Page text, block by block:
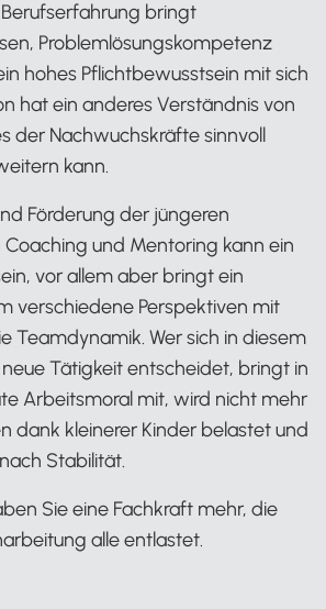
bringt
Problemlösungskompetenz
hohes Pflichtbewusstsein mit sich
hat ein anderes Verständnis von
der Nachwuchskräfte sinnvoll
kann.
Förderung der jüngeren
und Mentoring kann ein
vor allem aber bringt ein
verschiedene Perspektiven mit
Teamdynamik. Wer sich in diesem
Tätigkeit entscheidet, bringt in
Arbeitsmoral mit, wird nicht mehr
dank kleinerer Kinder belastet und
Stabilität.
Sie eine Fachkraft mehr, die
alle entlastet.